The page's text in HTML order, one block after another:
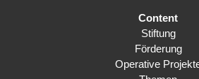
Content
Stiftung
Förderung
Operative